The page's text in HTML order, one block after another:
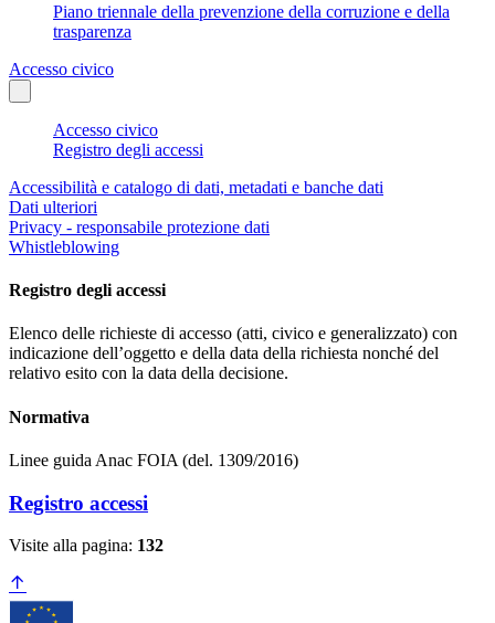
Piano triennale della prevenzione della corruzione e della
trasparenza
Accesso civico
Accesso civico
Registro degli accessi
Accessibilità e catalogo di dati, metadati e banche dati
Dati ulteriori
Privacy - responsabile protezione dati
Whistleblowing
Registro degli accessi
Elenco delle richieste di accesso (atti, civico e generalizzato) con
indicazione dell’oggetto e della data della richiesta nonché del
relativo esito con la data della decisione.
Normativa
Linee guida Anac FOIA (del. 1309/2016)
Registro accessi
Visite alla pagina: 132